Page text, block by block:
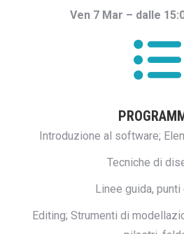
Ven 7 Mar – dalle
Introduzione al software;
Tecniche di
Linee guida, punti
Editing; Strumenti di